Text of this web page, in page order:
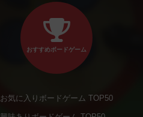
おすすめボードゲーム
お気に入りボードゲーム TOP50